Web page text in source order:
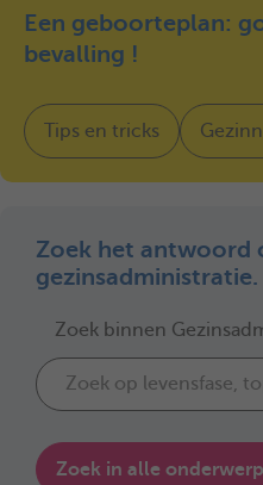
Een geboorteplan:
bevalling !
Tips en tricks
Zoek het antwoord
gezinsadministratie.
Zoek binnen
Zoek in alle